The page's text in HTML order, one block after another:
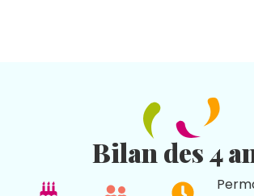
Bilan des 4